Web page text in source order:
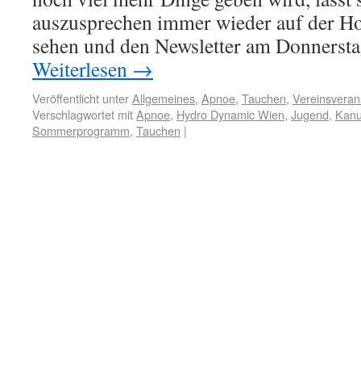
auszusprechen immer wieder auf der
sehen und den Newsletter am
Weiterlesen →
Veröffentlicht unterAllgemeines, Apnoe, Tauchen,
Verschlagwortet mitApnoe, Hydro Dynamic Wien, Jugend,
Sommerprogramm, Tauchen |